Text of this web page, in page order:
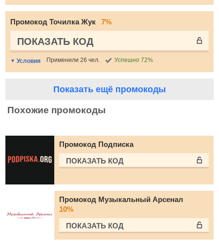
Промокод Точилка Жук 7%
ПОКАЗАТЬ КОД
Условия Применили 26 чел. Успешно 72%
Показать ещё промокоды
Похожие промокоды
Промокод Подписка
ПОКАЗАТЬ КОД
Промокод Музыкальный Арсенал
10%
ПОКАЗАТЬ КОД